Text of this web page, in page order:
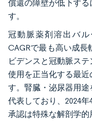
償還の障壁が低下す
す。
冠動脈薬剤溶出バル
CAGRで最も高い成
ビデンスと冠動脈ス
使用を正当化する最
す。腎臓・泌尿器用
代表しており、2024
承認は特殊な解剖学